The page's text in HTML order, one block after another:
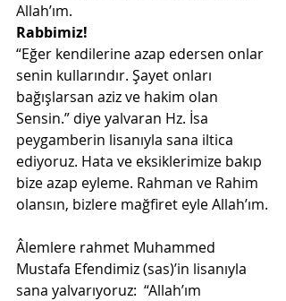
Allah’ım.
Rabbimiz!
“Eğer kendilerine azap edersen onlar
senin kullarındır. Şayet onları
bağışlarsan aziz ve hakim olan
Sensin.” diye yalvaran Hz. İsa
peygamberin lisanıyla sana iltica
ediyoruz. Hata ve eksiklerimize bakıp
bize azap eyleme. Rahman ve Rahim
olansın, bizlere mağfiret eyle Allah’ım.
Âlemlere rahmet Muhammed
Mustafa Efendimiz (sas)’in lisanıyla
sana yalvarıyoruz:  “Allah’ım